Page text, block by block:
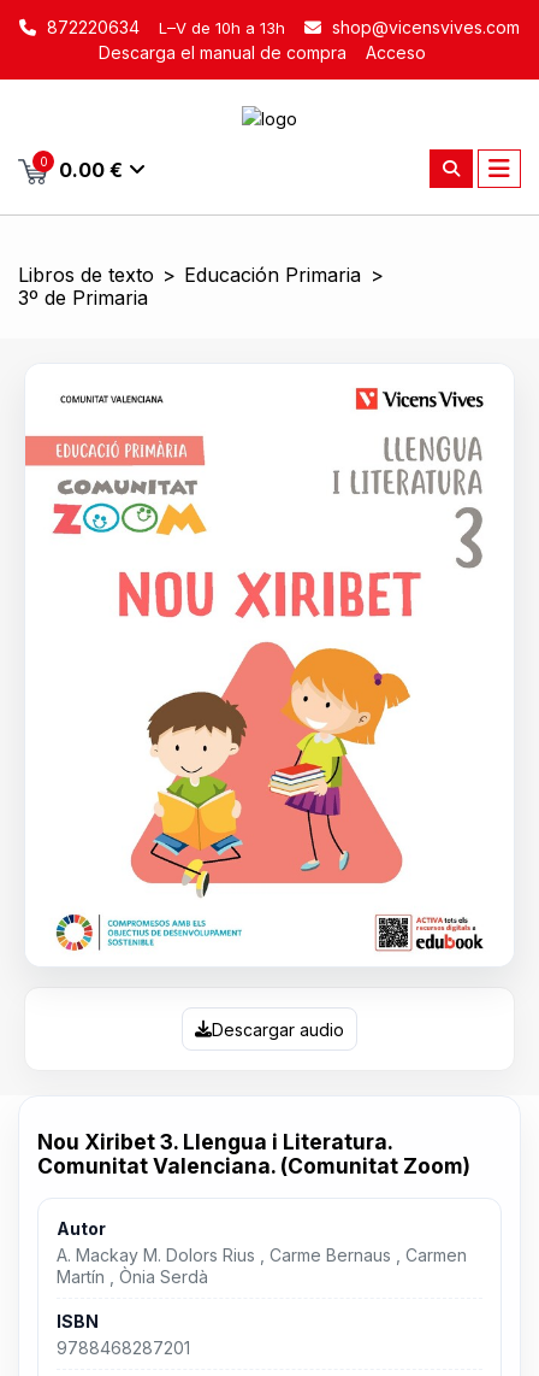
872220634 L–V de 10h a 13h
shop@vicensvives.com
Descarga el manual de compra
Acceso
0 0.00 €
Libros de texto > Educación Primaria >
3º de Primaria
Descargar audio
Nou Xiribet 3. Llengua i Literatura.
Comunitat Valenciana. (Comunitat Zoom)
Autor
A. Mackay M. Dolors Rius , Carme Bernaus , Carmen
Martín , Ònia Serdà
ISBN
9788468287201